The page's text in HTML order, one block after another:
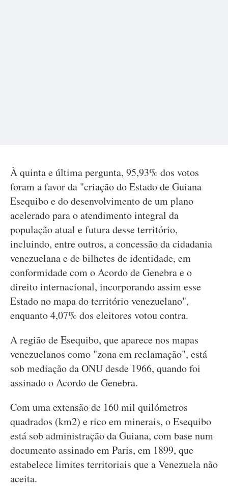
À quinta e última pergunta, 95,93% dos votos
foram a favor da "criação do Estado de Guiana
Esequibo e do desenvolvimento de um plano
acelerado para o atendimento integral da
população atual e futura desse território,
incluindo, entre outros, a concessão da cidadania
venezuelana e de bilhetes de identidade, em
conformidade com o Acordo de Genebra e o
direito internacional, incorporando assim esse
Estado no mapa do território venezuelano",
enquanto 4,07% dos eleitores votou contra.
A região de Esequibo, que aparece nos mapas
venezuelanos como "zona em reclamação", está
sob mediação da ONU desde 1966, quando foi
assinado o Acordo de Genebra.
Com uma extensão de 160 mil quilómetros
quadrados (km2) e rico em minerais, o Esequibo
está sob administração da Guiana, com base num
documento assinado em Paris, em 1899, que
estabelece limites territoriais que a Venezuela não
aceita.